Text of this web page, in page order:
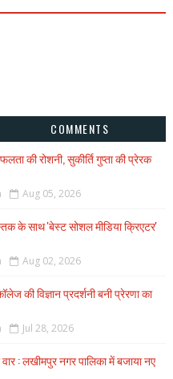
COMMENTS
की रोशनी, सुकीर्ति गुप्ता की प्रेरक
Aug 05, 2026
के साथ 'बेस्ट सोशल मीडिया क्रिएटर'
Aug 02, 2026
की विज्ञान प्रदर्शनी बनी प्रेरणा का
Jul 28, 2026
: लखीमपुर नगर पालिका में बजाया नए